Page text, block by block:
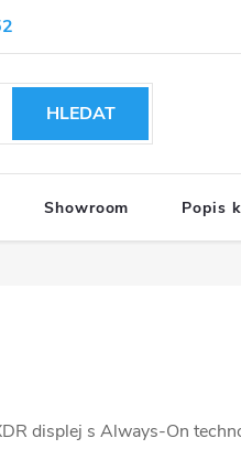
HLEDAT
Showroom Popis
displej s Always-On